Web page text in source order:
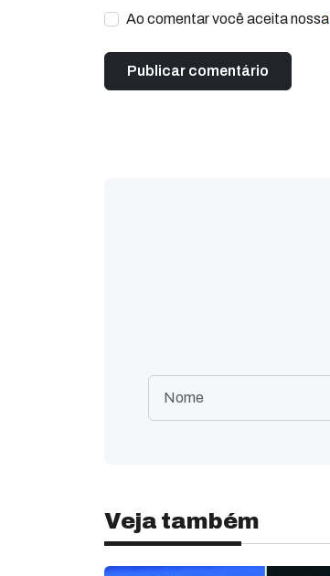
Ao comentar você aceita nossa
Veja também